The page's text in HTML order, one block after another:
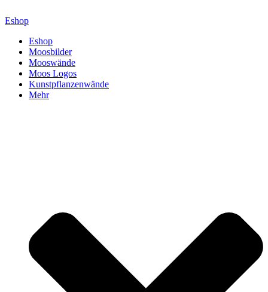
Inhalt
Eshop
Eshop
Moosbilder
Mooswände
Moos Logos
Kunstpflanzenwände
Mehr